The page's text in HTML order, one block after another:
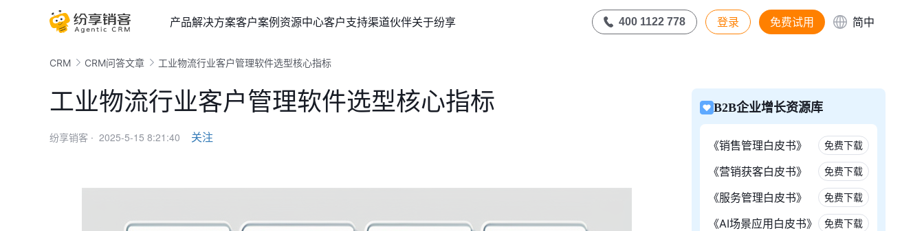
产品解决方案客户案例资源中心客户支持渠道伙伴关于纷享 400 1122 778 登录 免费试用 简中
CRM CRM问答文章 工业物流行业客户管理软件选型核心指标
工业物流行业客户管理软件选型核心指标
纷享销客 · 2025-5-15 8:21:40 关注
B2B企业增长资源库
《销售管理白皮书》 免费下载
《营销获客白皮书》 免费下载
《服务管理白皮书》 免费下载
《AI场景应用白皮书》 免费下载